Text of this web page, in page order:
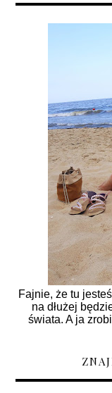
Fajnie, że tu
na dłużej
świata. A ja